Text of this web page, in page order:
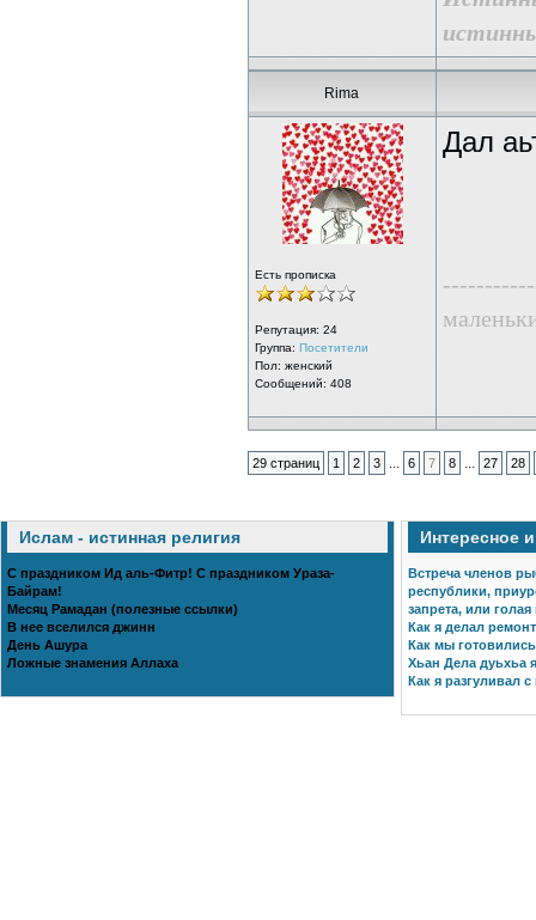
Rima
Есть прописка
Репутация: 24
Группа: Посетители
Пол: женский
Сообщений: 408
Дал
29 страниц 1 2 3 ... 6 7 8 ... 27 28
Ислам - истинная религия
С праздником Ид аль-Фитр! С праздником Ураза-
Байрам!
Месяц Рамадан (полезные ссылки)
В нее вселился джинн
День Ашура
Ложные знамения Аллаха
Интересное
Встреча членов
республики,
запрета, или
Как я делал
Как мы
Хьан Дела дуьхьа
Как я разгуливал